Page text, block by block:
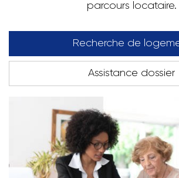
parcours locataire.
Recherche de
Assistance dossier